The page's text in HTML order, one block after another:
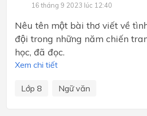
16 tháng 9 2023 lúc 12:40
Nêu tên một bài thơ viết về
đội trong những năm chiến
học, đã đọc.
Xem chi tiết
Lớp 8 Ngữ văn